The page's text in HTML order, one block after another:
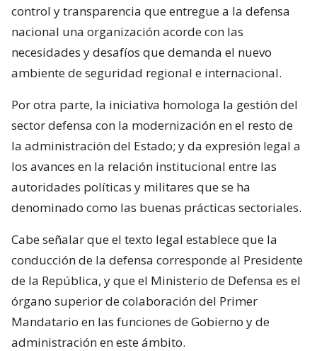
control y transparencia que entregue a la defensa
nacional una organización acorde con las
necesidades y desafíos que demanda el nuevo
ambiente de seguridad regional e internacional.
Por otra parte, la iniciativa homologa la gestión del
sector defensa con la modernización en el resto de
la administración del Estado; y da expresión legal a
los avances en la relación institucional entre las
autoridades políticas y militares que se ha
denominado como las buenas prácticas sectoriales.
Cabe señalar que el texto legal establece que la
conducción de la defensa corresponde al Presidente
de la República, y que el Ministerio de Defensa es el
órgano superior de colaboración del Primer
Mandatario en las funciones de Gobierno y de
administración en este ámbito.